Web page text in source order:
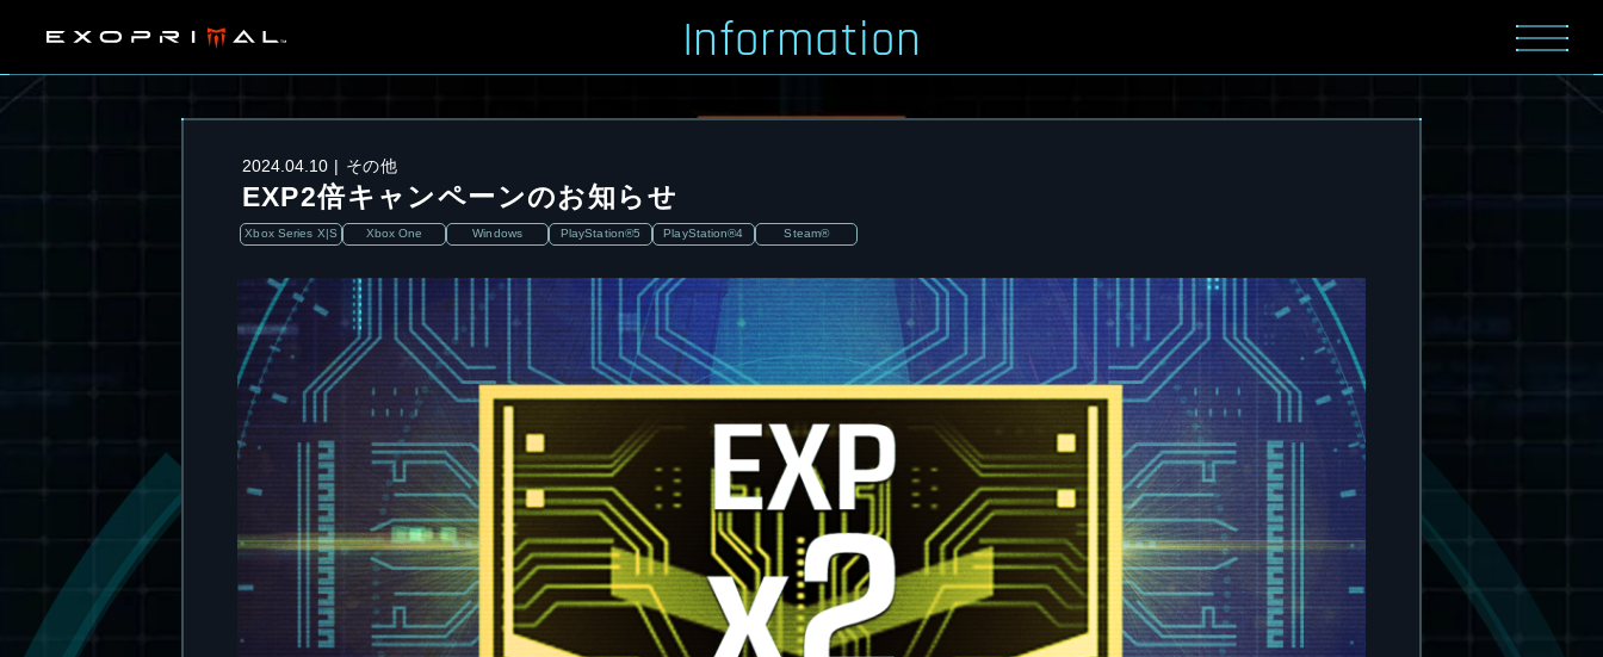
Information
2024.04.10 その他
EXP2倍キャンペーンのお知らせ
Xbox Series X|S Xbox One Windows PlayStation®5 PlayStation®4 Steam®